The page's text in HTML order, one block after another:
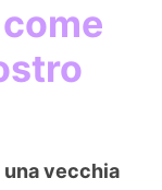
vecchia